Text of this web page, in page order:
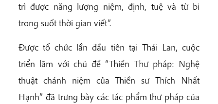
trì được năng lượng niệm, định, tuệ và từ bi
trong suốt thời gian viết”.
Được tổ chức lần đầu tiên tại Thái Lan, cuộc
triển lãm với chủ đề “Thiền Thư pháp: Nghệ
thuật chánh niệm của Thiền sư Thích Nhất
Hạnh” đã trưng bày các tác phẩm thư pháp của